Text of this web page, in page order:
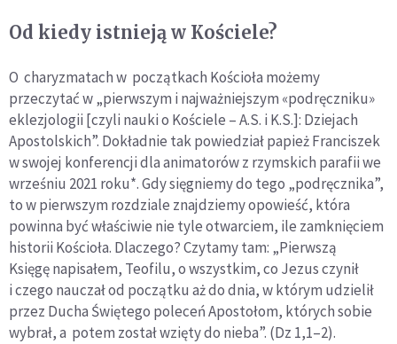
Od kiedy istnieją w Kościele?
O charyzmatach w początkach Kościoła możemy
przeczytać w „pierwszym i najważniejszym «podręczniku»
eklezjologii [czyli nauki o Kościele – A.S. i K.S.]: Dziejach
Apostolskich”. Dokładnie tak powiedział papież Franciszek
w swojej konferencji dla animatorów z rzymskich parafii we
wrześniu 2021 roku*. Gdy sięgniemy do tego „podręcznika”,
to w pierwszym rozdziale znajdziemy opowieść, która
powinna być właściwie nie tyle otwarciem, ile zamknięciem
historii Kościoła. Dlaczego? Czytamy tam: „Pierwszą
Księgę napisałem, Teofilu, o wszystkim, co Jezus czynił
i czego nauczał od początku aż do dnia, w którym udzielił
przez Ducha Świętego poleceń Apostołom, których sobie
wybrał, a potem został wzięty do nieba”. (Dz 1,1–2).